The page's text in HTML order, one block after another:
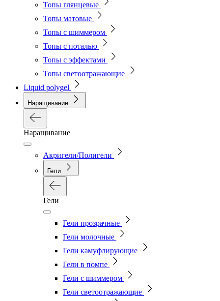
Топы глянцевые
Топы матовые
Топы с шиммером
Топы с поталью
Топы с эффектами
Топы светоотражающие
Liquid polygel
Наращивание
Наращивание
Акригели/Полигели
Гели
Гели
Гели прозрачные
Гели молочные
Гели камуфлирующие
Гели в помпе
Гели с шиммером
Гели светоотражающие